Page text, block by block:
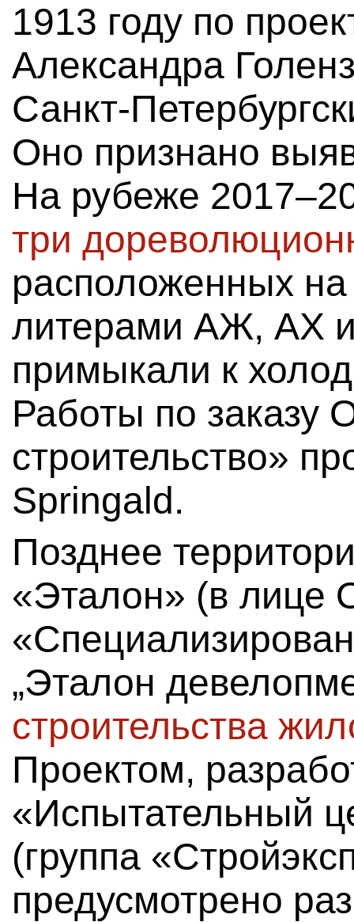
1913 году по
Александра
Санкт-
Оно признано
На рубеже
три
расположенных
литерами АЖ, АХ
примыкали к
Работы по
строительство»
Springald.
Позднее
«Эталон» (в лице
„Эталон
строительства
Проектом,
«Испытательный
(группа
предусмотрено